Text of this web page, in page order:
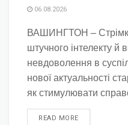
06.08.2026
ВАШИНГТОН –
штучного інтелекту й
невдоволення в
нової актуальності
як стимулювати
READ MOREDETAILS